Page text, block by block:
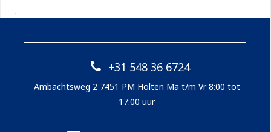
.
+31 548 36 6724
Ambachtsweg 2 7451 PM Holten Ma t/m Vr 8:00 tot
17:00 uur